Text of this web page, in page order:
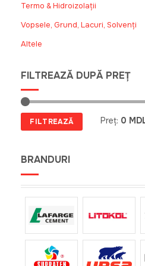
Termo & Hidroizolații
Vopsele, Grund, Lacuri, Solvenți
Altele
FILTREAZĂ DUPĂ PREȚ
Preț
minim
Preț
maxim
FILTREAZĂ Preț: 0
BRANDURI